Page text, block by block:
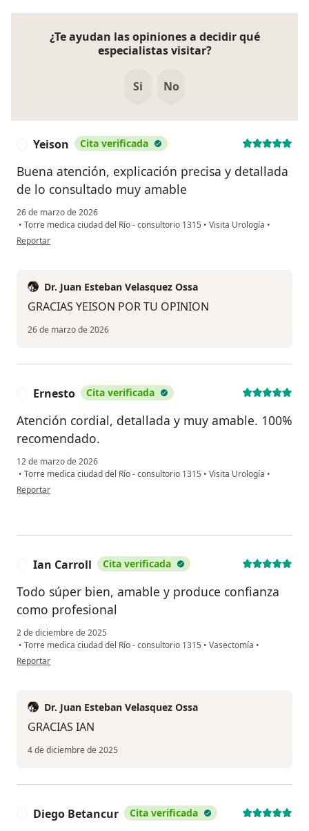
¿Te ayudan las opiniones a decidir qué
especialistas visitar?
Si No
Yeison Cita verificada
Buena atención, explicación precisa y detallada
de lo consultado muy amable
26 de marzo de 2026
• Torre medica ciudad del Río - consultorio 1315 • Visita Urología •
en opinión del usuario Yeison
Reportar
Dr. Juan Esteban Velasquez Ossa
GRACIAS YEISON POR TU OPINION
26 de marzo de 2026
Ernesto Cita verificada
Atención cordial, detallada y muy amable. 100%
recomendado.
12 de marzo de 2026
• Torre medica ciudad del Río - consultorio 1315 • Visita Urología •
en opinión del usuario Ernesto
Reportar
Ian Carroll Cita verificada
Todo súper bien, amable y produce confianza
como profesional
2 de diciembre de 2025
• Torre medica ciudad del Río - consultorio 1315 • Vasectomía •
en opinión del usuario Ian Carroll
Reportar
Dr. Juan Esteban Velasquez Ossa
GRACIAS IAN
4 de diciembre de 2025
Diego Betancur Cita verificada